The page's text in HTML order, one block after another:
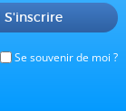
Se souvenir de moi ?
S'inscrire